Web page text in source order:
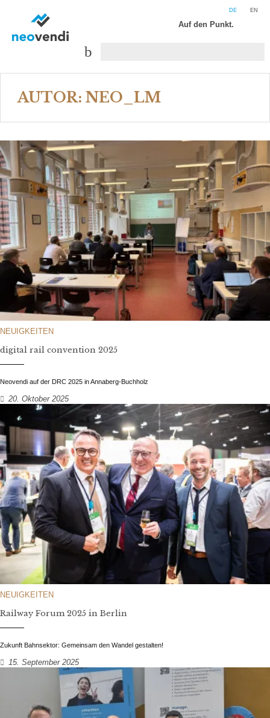
DE EN
Auf den Punkt.
AUTOR: NEO_LM
NEUIGKEITEN
digital rail convention 2025
Neovendi auf der DRC 2025 in Annaberg-Buchholz
20. Oktober 2025
NEUIGKEITEN
Railway Forum 2025 in Berlin
Zukunft Bahnsektor: Gemeinsam den Wandel gestalten!
15. September 2025